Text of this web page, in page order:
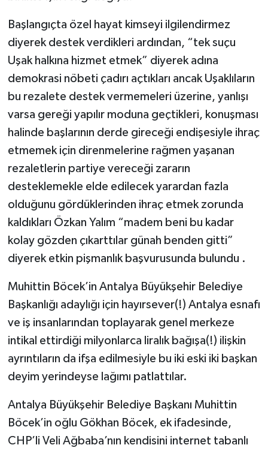
Başlangıçta özel hayat kimseyi ilgilendirmez
diyerek destek verdikleri ardından, “tek suçu
Uşak halkına hizmet etmek” diyerek adına
demokrasi nöbeti çadırı açtıkları ancak Uşaklıların
bu rezalete destek vermemeleri üzerine, yanlışı
varsa gereği yapılır moduna geçtikleri, konuşması
halinde başlarının derde gireceği endişesiyle ihraç
etmemek için direnmelerine rağmen yaşanan
rezaletlerin partiye vereceği zararın
desteklemekle elde edilecek yarardan fazla
olduğunu gördüklerinden ihraç etmek zorunda
kaldıkları Özkan Yalım “madem beni bu kadar
kolay gözden çıkarttılar günah benden gitti”
diyerek etkin pişmanlık başvurusunda bulundu .
Muhittin Böcek’in Antalya Büyükşehir Belediye
Başkanlığı adaylığı için hayırsever(!) Antalya esnafı
ve iş insanlarından toplayarak genel merkeze
intikal ettirdiği milyonlarca liralık bağışa(!) ilişkin
ayrıntıların da ifşa edilmesiyle bu iki eski iki başkan
deyim yerindeyse lağımı patlattılar.
Antalya Büyükşehir Belediye Başkanı Muhittin
Böcek’in oğlu Gökhan Böcek, ek ifadesinde,
CHP’li Veli Ağbaba’nın kendisini internet tabanlı